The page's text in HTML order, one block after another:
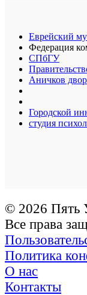
Еврейский
Федерация
СПбГУ
Аничков
Городской
студия
© 2026 Пять
Все права
Политика
О нас
Контакты